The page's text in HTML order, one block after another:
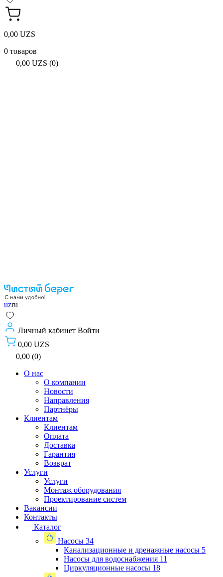
0,00 UZS
0 товаров
0,00 UZS (0)
uzru
Личный кабинет Войти
0,00 UZS
0,00 (0)
О нас
О компании
Новости
Направления
Партнёры
Клиентам
Клиентам
Оплата
Доставка
Гарантия
Возврат
Услуги
Услуги
Монтаж оборудования
Проектирование систем
Вакансии
Контакты
Каталог
Насосы 34
Канализационные и дренажные насосы 5
Насосы для водоснабжения 11
Циркуляционные насосы 18